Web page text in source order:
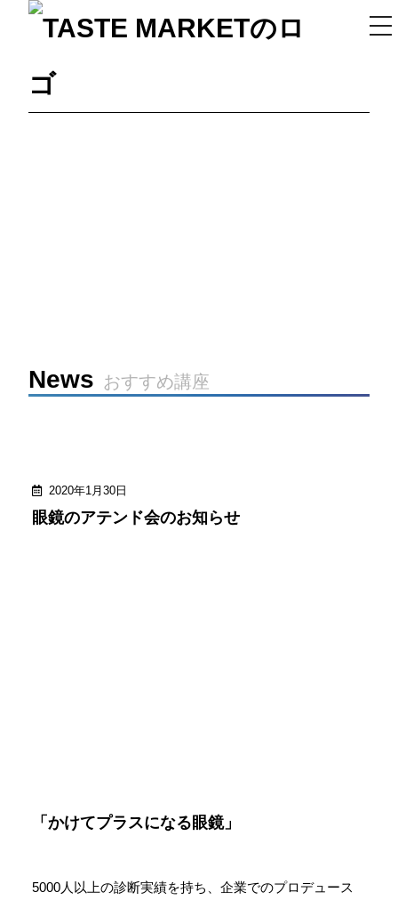
News おすすめ講座
2020年1月30日
眼鏡のアテンド会のお知らせ
「かけてプラスになる眼鏡」
5000人以上の診断実績を持ち、企業でのプロデュース
ス